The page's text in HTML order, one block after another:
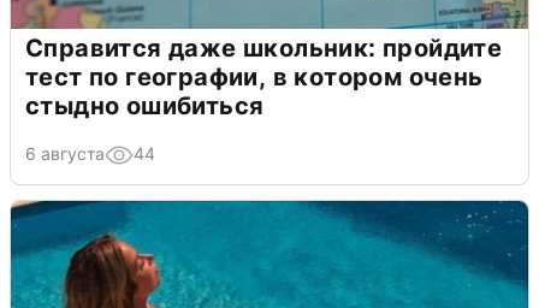
Справится даже школьник: пройдите
тест по географии, в котором очень
стыдно ошибиться
6 августа 44